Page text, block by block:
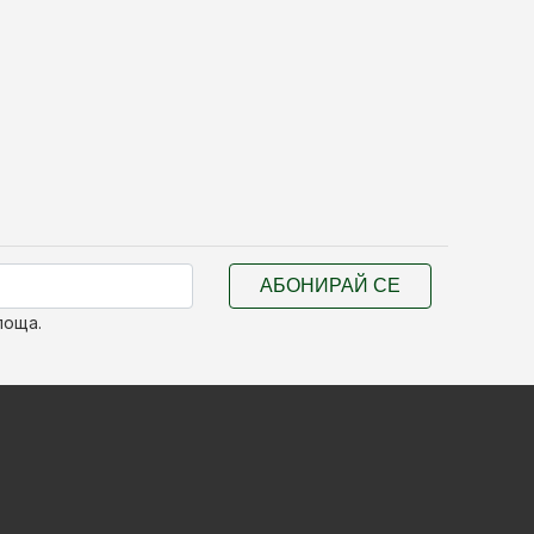
АБОНИРАЙ СЕ